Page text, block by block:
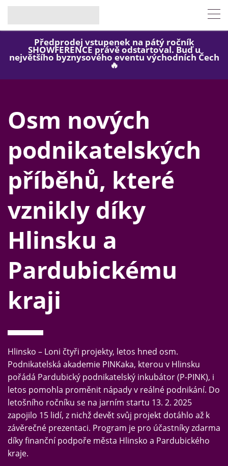
Předprodej vstupenek na pátý ročník
SHOWFERENCE právě odstartoval. Buď u
největšího byznysového eventu východních Čech
🔥
Osm nových
podnikatelských
příběhů, které
vznikly díky
Hlinsku a
Pardubickému
kraji
Hlinsko – Loni čtyři projekty, letos hned osm.
Podnikatelská akademie PINKaka, kterou v Hlinsku
pořádá Pardubický podnikatelský inkubátor (P-PINK), i
letos pomohla proměnit nápady v reálné podnikání. Do
letošního ročníku se na jarním startu 13. 2. 2025
zapojilo 15 lidí, z nichž devět svůj projekt dotáhlo až k
závěrečné prezentaci. Program je pro účastníky zdarma
díky finanční podpoře města Hlinsko a Pardubického
kraje.